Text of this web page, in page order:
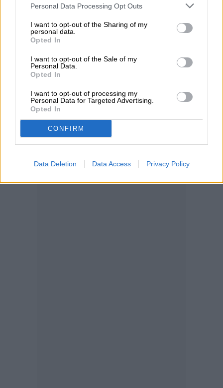
Personal Data Processing Opt Outs
I want to opt-out of the Sharing of my
personal data.
Opted In
I want to opt-out of the Sale of my
Personal Data.
Opted In
I want to opt-out of processing my
Personal Data for Targeted Advertising.
Opted In
CONFIRM
Data Deletion Data Access Privacy Policy
Pero lo más revelador fue esto: la
plataforma no tenía mecanismos para
verificar si una publicación provenía
realmente de un agente de IA o de un
humano. Cualquiera podía hacer una
solicitud POST y simular ser un bot.